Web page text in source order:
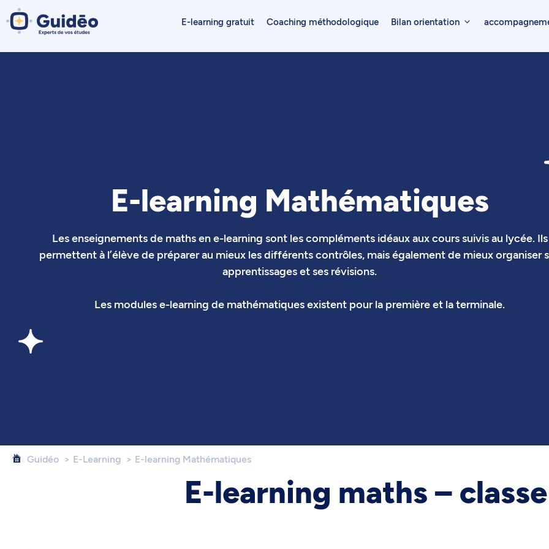
Aller
au
contenu
E-learning gratuit Coaching méthodologique Bilan orientation
E-learning Mathématiques
Les enseignements de maths en e-learning sont les compléments idéaux aux cours suivis au lycée. Ils
permettent à l’élève de préparer au mieux les différents contrôles, mais également de mieux organiser
apprentissages et ses révisions.
Les modules e-learning de mathématiques existent pour la première et la terminale.
Guidéo E-Learning E-learning Mathématiques
E-learning maths –